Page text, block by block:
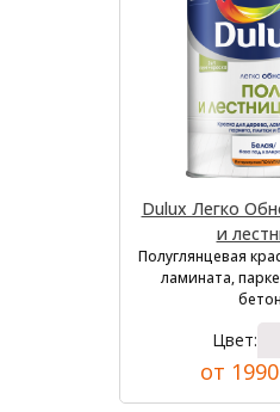
Dulux Легко
и
Полуглянцевая
ламината,
Цвет:
от